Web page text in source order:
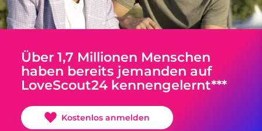
Über 1,7 Millionen Menschen
haben bereits jemanden auf
LoveScout24 kennengelernt***
Kostenlos anmelden